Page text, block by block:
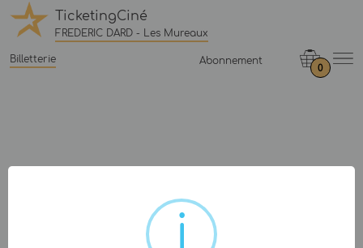
TicketingCiné
FREDERIC DARD - Les Mureaux
Billetterie Abonnement
0